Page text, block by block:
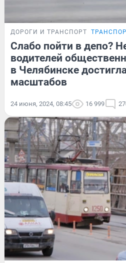
ДОРОГИ И ТРАНСПОРТ
Слабо пойти в депо?
водителей
в Челябинске
масштабов
24 июня, 2024, 08:45 16 999